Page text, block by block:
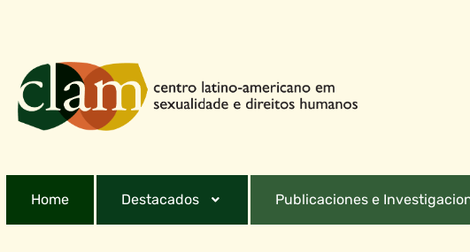
Home Destacados Publicaciones e